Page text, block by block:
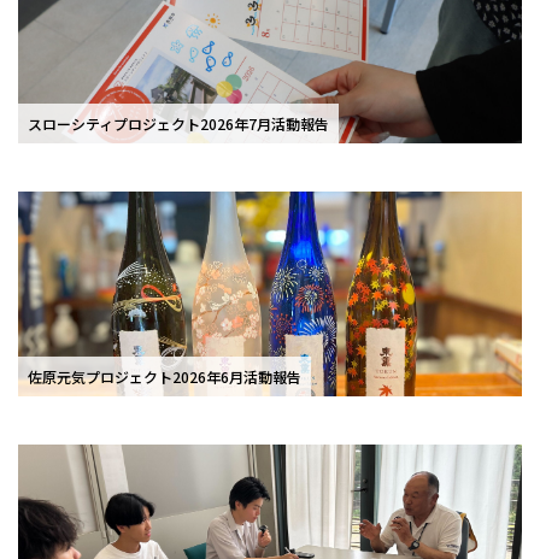
スローシティプロジェクト2026年7月活動報告
佐原元気プロジェクト2026年6月活動報告